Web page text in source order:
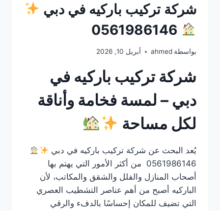
شركة تركيب باركيه في دبي
بواسطة ahmed أبريل 10, 2026
شركة تركيب باركيه في
دبي – لمسة فخامة وأناقة
لكل مساحة
يُعد البحث عن شركة تركيب باركيه في دبي
0561986146 من أكثر الأمور التي يهتم بها
أصحاب المنازل والفلل والشقق والمكاتب، لأن
الباركيه أصبح من أهم عناصر التشطيب العصري
التي تضيف للمكان إحساسًا بالدفء والرقي